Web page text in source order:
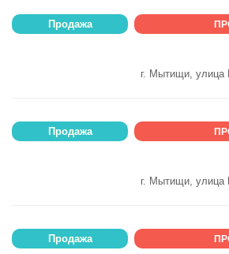
Продажа
г. Мытищи, улица
Продажа
г. Мытищи, улица
Продажа